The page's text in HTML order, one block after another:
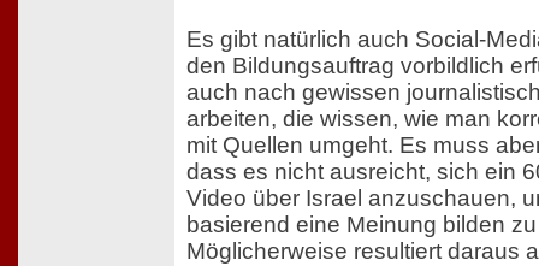
Es gibt natürlich auch Social-
den Bildungsauftrag vorbildlich
auch nach gewissen
arbeiten, die wissen, wie man
mit Quellen umgeht. Es muss
dass es nicht ausreicht, sich ein
Video über Israel anzuschauen,
basierend eine Meinung bilden
Möglicherweise resultiert daraus